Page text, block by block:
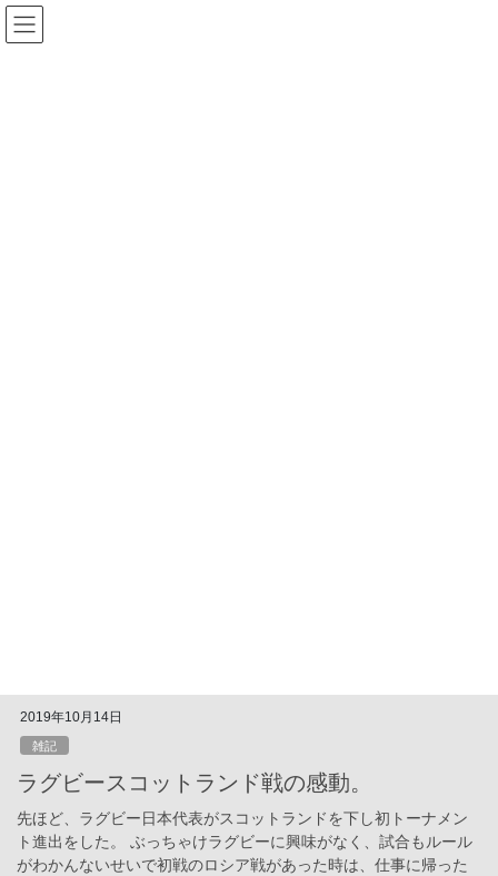
コ
ン
ナ
ビ
2019年10月14日
雑記
ラグビースコットランド戦の感動。
先ほど、ラグビー日本代表がスコットランドを下し初トーナメン
ト進出をした。 ぶっちゃけラグビーに興味がなく、試合もルール
がわかんないせいで初戦のロシア戦があった時は、仕事に帰った